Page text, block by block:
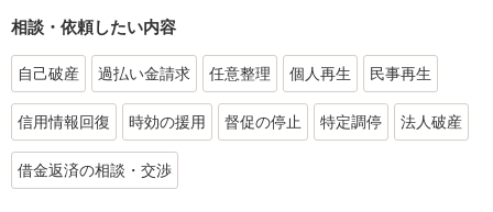
相談・依頼したい内容
自己破産 過払い金請求 任意整理 個人再生 民事再生
信用情報回復 時効の援用 督促の停止 特定調停 法人破産
借金返済の相談・交渉